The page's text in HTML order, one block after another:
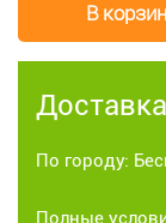
В
По городу:
Полные